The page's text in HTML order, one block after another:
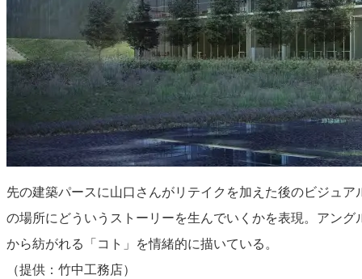
先の建築パースに山口さんがリテイクを加えた後のビジュ
の場所にどういうストーリーを生んでいくかを表現。アン
から紡がれる「コト」を情緒的に描いている。
（提供：竹中工務店）